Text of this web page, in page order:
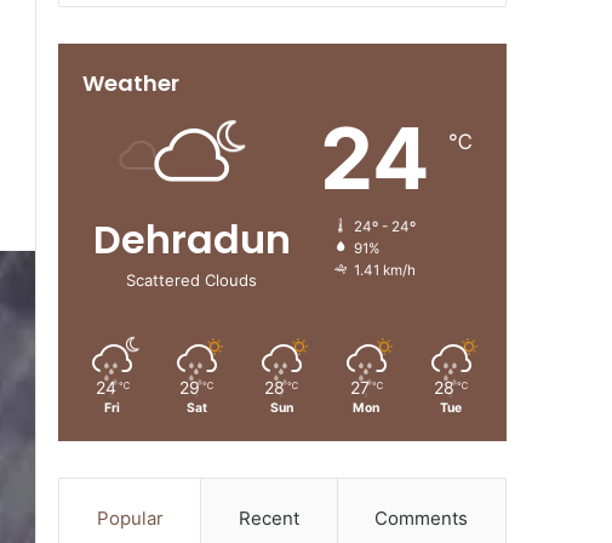
Weather
Dehradun
Scattered Clouds
24 ℃
24º - 24º
91%
1.41 km/h
24 ℃
Fri
29 ℃
Sat
28 ℃
Sun
27 ℃
Mon
28 ℃
Tue
Popular Recent Comments